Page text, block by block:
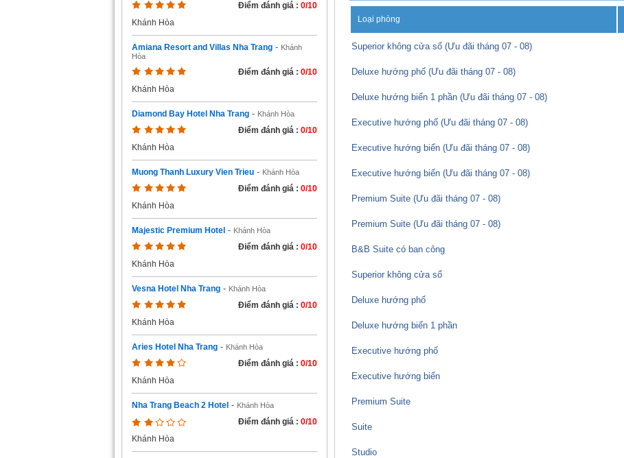
Điểm đánh giá : 0/10
Khánh Hòa
Amiana Resort and Villas Nha Trang - Khánh
Hòa
Điểm đánh giá : 0/10
Khánh Hòa
Diamond Bay Hotel Nha Trang - Khánh Hòa
Điểm đánh giá : 0/10
Khánh Hòa
Muong Thanh Luxury Vien Trieu - Khánh Hòa
Điểm đánh giá : 0/10
Khánh Hòa
Majestic Premium Hotel - Khánh Hòa
Điểm đánh giá : 0/10
Khánh Hòa
Vesna Hotel Nha Trang - Khánh Hòa
Điểm đánh giá : 0/10
Khánh Hòa
Aries Hotel Nha Trang - Khánh Hòa
Điểm đánh giá : 0/10
Khánh Hòa
Nha Trang Beach 2 Hotel - Khánh Hòa
Điểm đánh giá : 0/10
Khánh Hòa
Loại phòng
Superior không cửa sổ (Ưu đãi tháng 07 - 08)
Deluxe hướng phố (Ưu đãi tháng 07 - 08)
Deluxe hướng biển 1 phần (Ưu đãi tháng 07 - 08)
Executive hướng phố (Ưu đãi tháng 07 - 08)
Executive hướng biển (Ưu đãi tháng 07 - 08)
Executive hướng biển (Ưu đãi tháng 07 - 08)
Premium Suite (Ưu đãi tháng 07 - 08)
Premium Suite (Ưu đãi tháng 07 - 08)
B&B Suite có ban công
Superior không cửa sổ
Deluxe hướng phố
Deluxe hướng biển 1 phần
Executive hướng phố
Executive hướng biển
Premium Suite
Suite
Studio